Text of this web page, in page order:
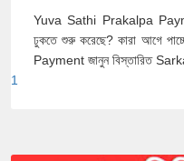
Yuva Sathi Prakalpa
ঢুকতে শুরু করেছে? কারা আগে
Payment জানুন বিস্তারিত
1